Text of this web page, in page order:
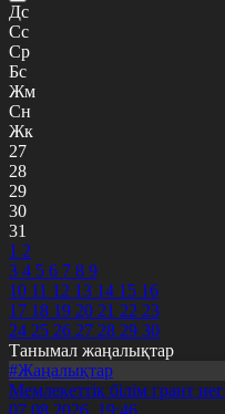
Дс
Сс
Ср
Бс
Жм
Сн
Жк
27
28
29
30
31
1 2
3 4 5 6 7 8 9
10 11 12 13 14 15 16
17 18 19 20 21 22 23
24 25 26 27 28 29 30
Танымал жаңалықтар
#Жаңалықтар
Мемлекеттік білім грант
07.08.2026, 19:46